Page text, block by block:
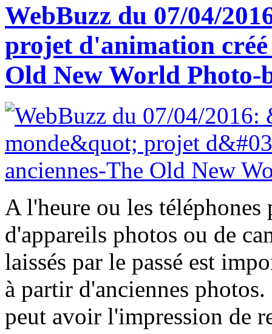
WebBuzz du 07/04/
projet d'animation
Old New World Photo-
A l'heure ou les téléphones
d'appareils photos ou de
laissés par le passé est
à partir d'anciennes
peut avoir l'impression de